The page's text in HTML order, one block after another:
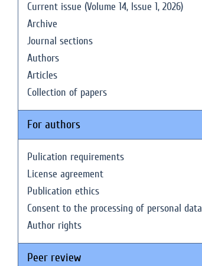
Current issue (Volume 14, Issue 1, 2026)
Archive
Journal sections
Authors
Articles
Collection of papers
For authors
Pulication requirements
License agreement
Publication ethics
Consent to the processing of personal data
Author rights
Peer review